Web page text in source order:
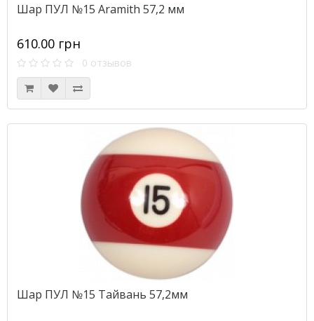
Шар ПУЛ №15 Aramith 57,2 мм
610.00 грн
0 отзывов
Шар ПУЛ №15 Тайвань 57,2мм